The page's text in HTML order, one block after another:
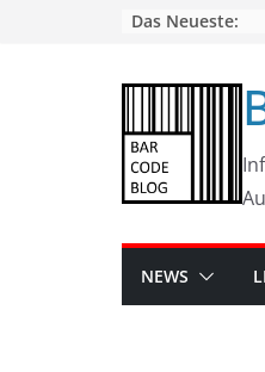
Das Neueste:
NEWS